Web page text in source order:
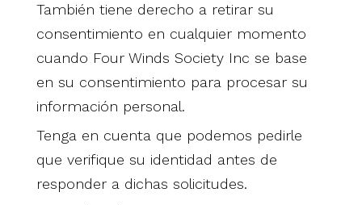
También tiene derecho a retirar su
consentimiento en cualquier momento
cuando Four Winds Society Inc se base
en su consentimiento para procesar su
información personal.
Tenga en cuenta que podemos pedirle
que verifique su identidad antes de
responder a dichas solicitudes.